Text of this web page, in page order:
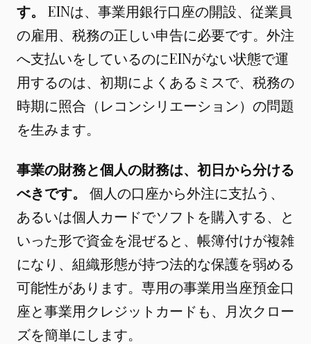
す。
EINは、事業用銀行口座の開設、従業員
の雇用、税務の正しい申告に必要です。外注
へ支払いをしているのにEINがない状態で運
用するのは、初期によくあるミスで、税務の
時期に照合（レコンシリエーション）の問題
を生みます。
事業の財務と個人の財務は、初日から分ける
べきです。
個人の口座から外注に支払う、
あるいは個人カードでソフトを購入する、と
いった形で資金を混ぜると、帳簿付けが複雑
になり、組織形態が持つ法的な保護を弱める
可能性があります。専用の事業用当座預金口
座と事業用クレジットカードも、月次クロー
ズを簡単にします。